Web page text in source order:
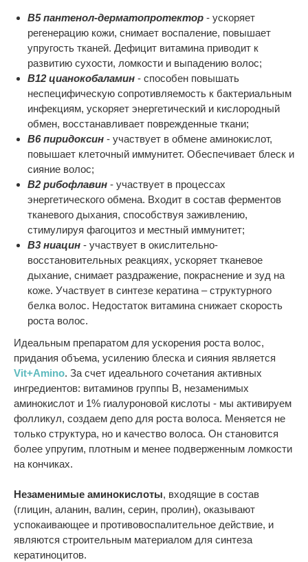
В5 пантенол-дерматопротектор - ускоряет
регенерацию кожи, снимает воспаление, повышает
упругость тканей. Дефицит витамина приводит к
развитию сухости, ломкости и выпадению волос;
В12 цианокобаламин - способен повышать
неспецифическую сопротивляемость к бактериальным
инфекциям, ускоряет энергетический и кислородный
обмен, восстанавливает поврежденные ткани;
В6 пиридоксин - участвует в обмене аминокислот,
повышает клеточный иммунитет. Обеспечивает блеск и
сияние волос;
В2 рибофлавин - участвует в процессах
энергетического обмена. Входит в состав ферментов
тканевого дыхания, способствуя заживлению,
стимулируя фагоцитоз и местный иммунитет;
В3 ниацин - участвует в окислительно-
восстановительных реакциях, ускоряет тканевое
дыхание, снимает раздражение, покраснение и зуд на
коже. Участвует в синтезе кератина – структурного
белка волос. Недостаток витамина снижает скорость
роста волос.
Идеальным препаратом для ускорения роста волос,
придания объема, усилению блеска и сияния является
Vit+Amino. За счет идеального сочетания активных
ингредиентов: витаминов группы В, незаменимых
аминокислот и 1% гиалуроновой кислоты - мы активируем
фолликул, создаем депо для роста волоса. Меняется не
только структура, но и качество волоса. Он становится
более упругим, плотным и менее подверженным ломкости
на кончиках.
Незаменимые аминокислоты, входящие в состав
(глицин, аланин, валин, серин, пролин), оказывают
успокаивающее и противовоспалительное действие, и
являются строительным материалом для синтеза
кератиноцитов.